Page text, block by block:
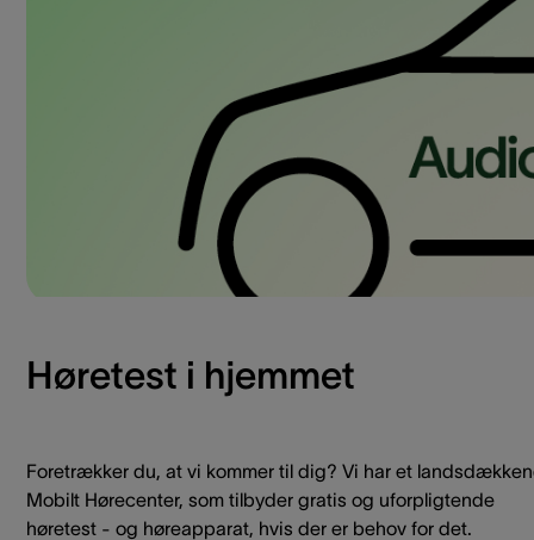
Høretest i hjemmet
Foretrækker du, at vi kommer til dig? Vi har et
Mobilt Hørecenter, som tilbyder gratis og uforpligtende
høretest - og høreapparat, hvis der er behov for det.